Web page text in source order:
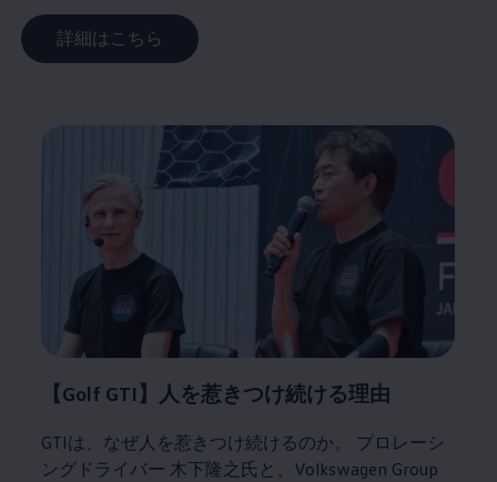
詳細はこちら
【Golf GTI】人を惹きつけ続ける理由
GTIは、なぜ人を惹きつけ続けるのか。 プロレーシ
ングドライバー 木下隆之氏と
Volkswagen Group